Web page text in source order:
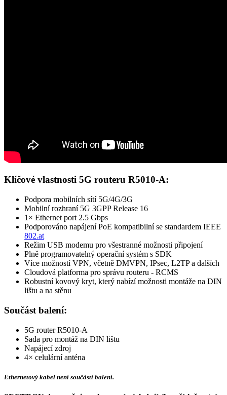
Klíčové vlastnosti 5G routeru R5010-A:
Podpora mobilních sítí 5G/4G/3G
Mobilní rozhraní 5G 3GPP Release 16
1× Ethernet port 2.5 Gbps
Podporováno napájeníPoE kompatibilní se standardem IEEE
802.at
Režim USB modemu pro všestranné možnosti připojení
Plně programovatelný operační systém s SDK
Více možnostíVPN, včetně DMVPN, IPsec, L2TP a dalších
Cloudová platforma pro správu routeru - RCMS
Robustní kovový kryt, který nabízí možnosti montáže na DIN
lištu a na stěnu
Součást balení:
5G routerR5010-A
Sada pro montáž na DIN lištu
Napájecí zdroj
4× celulární anténa
Ethernetový kabel není součástí balení.